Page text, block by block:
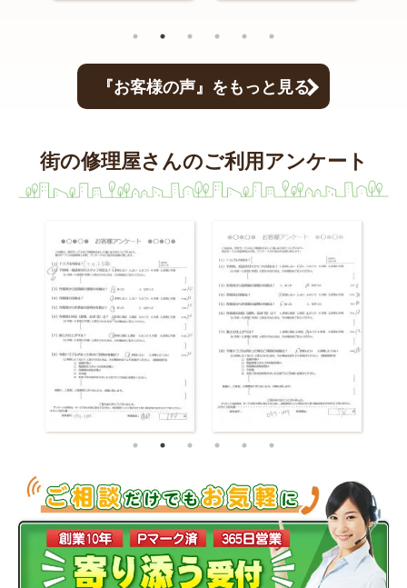
『お客様の声』をもっと見る
街の修理屋さんのご利用アンケート